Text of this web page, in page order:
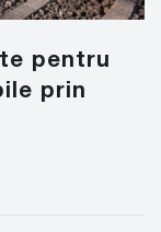
pentru
prin